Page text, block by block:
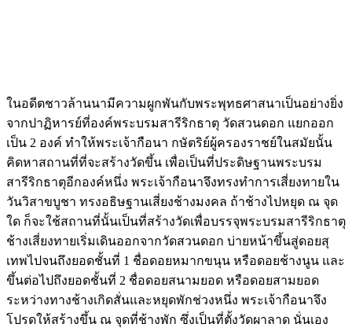
ในอดีตชาวล้านนามีความผูกพันกับพระพุทธศาสนาเป็นอย่างยิ่ง
จากปาฏิหารย์ที่องค์พระบรมสารีริกธาตุ วัดสวนดอก แยกออก
เป็น 2 องค์ ทำให้พระเจ้ากือนา กษัตริย์ผู้ครองราชย์ในสมัยนั้น
คิดหาสถานที่ที่จะสร้างวัดขึ้น เพื่อเป็นที่ประดิษฐานพระบรม
สารีริกธาตุอีกองค์หนึ่ง พระเจ้ากือนาจึงทรงทำการเสี่ยงทายใน
วันวิสาขบูชา ทรงอธิษฐานเสี่ยงช้างมงคล ถ้าช้างไปหยุด ณ จุด
ใด ก็จะใช้สถานที่นั้นเป็นที่สร้างวัดเพื่อบรรจุพระบรมสารีริกธาตุ
ช้างเสี่ยงทายเริ่มเดินออกจากวัดสวนดอก บ่ายหน้าขึ้นสู่ดอยสุ
เทพไปจนถึงยอดชั้นที่ 1 ชื่อดอยหมากขนุน หรือดอยช้างนูน และ
ขึ้นต่อไปถึงยอดชั้นที่ 2 ชื่อดอยสนามยอด หรือดอยสามยอด
ระหว่างทางช้างเกิดสั่นและหยุดพักช่วงหนึ่ง พระเจ้ากือนาจึง
โปรดให้สร้างขึ้น ณ จุดที่ช้างพัก ซึ่งเป็นที่ตั้งวัดผาลาด นั่นเอง